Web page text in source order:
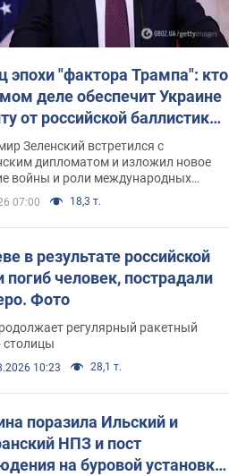
эпохи "фактора Трампа": кто
деле обеспечит Украине
от российской баллистики.
с Безсмертным
Зеленский встретился с
дипломатом и изложил новое
войны и роли международных
в борьбе с Россией
07:00 18,3 т.
в результате российской
погиб человек, пострадали
Фото
регулярный ракетный
столицы
10:23 28,1 т.
поразила Ильский и
НПЗ и пост
на буровой установке